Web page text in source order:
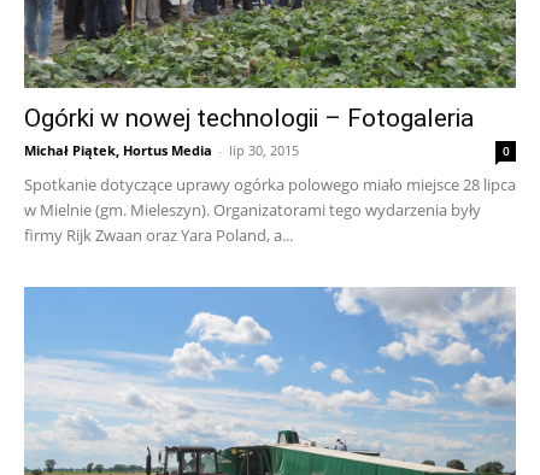
Ogórki w nowej technologii – Fotogaleria
Michał Piątek, Hortus Media - lip 30, 2015 0
Spotkanie dotyczące uprawy ogórka polowego miało miejsce 28 lipca
w Mielnie (gm. Mieleszyn). Organizatorami tego wydarzenia były
firmy Rijk Zwaan oraz Yara Poland, a...